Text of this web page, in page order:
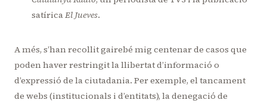
satíricaEl Jueves.
A més, s’han recollit gairebé mig centenar de casos que
poden haver restringit la llibertat d’informació o
d’expressió de la ciutadania. Per exemple, el tancament
de webs (institucionals i d’entitats), la denegació de